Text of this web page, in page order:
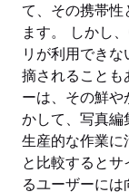
て、その携帯性
ます。 しかし
リが利用でき
摘されること
ーは、その鮮
かして、写真編
生産的な作業
と比較すると
るユーザーには